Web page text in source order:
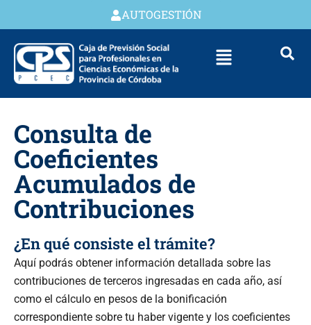
AUTOGESTIÓN
Consulta de
Coeficientes
Acumulados de
Contribuciones
¿En qué consiste el trámite?
Aquí podrás obtener información detallada sobre las
contribuciones de terceros ingresadas en cada año, así
como el cálculo en pesos de la bonificación
correspondiente sobre tu haber vigente y los coeficientes